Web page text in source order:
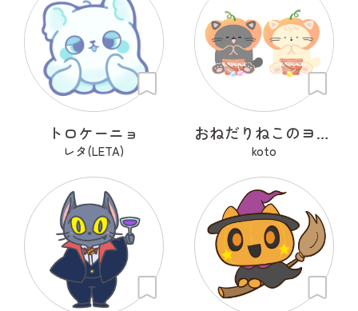
トロケーニョ
レタ(LETA)
おねだりねこのヨルとユキ
koto